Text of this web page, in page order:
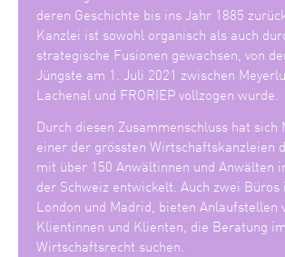
deren Geschichte bis ins Jahr 1885
Kanzlei ist sowohl organisch als auch
strategische Fusionen gewachsen, von
Jüngste am 1. Juli 2021 zwischen
Lachenal und FRORIEP vollzogen wurde.
Durch diesen Zusammenschluss hat sich
einer der grössten Wirtschaftskanzleien
mit über 150 Anwältinnen und Anwälten
der Schweiz entwickelt. Auch zwei Büros
London und Madrid, bieten Anlaufstellen
Klientinnen und Klienten, die Beratung
Wirtschaftsrecht suchen.